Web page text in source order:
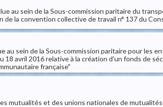
au sein de la Sous-commission paritaire du
la convention collective de travail n° 137 du
sein de la Sous-commission paritaire pour les
avril 2016 relative à la création d'un fonds de
française"
mutualités et des unions nationales de mutualités